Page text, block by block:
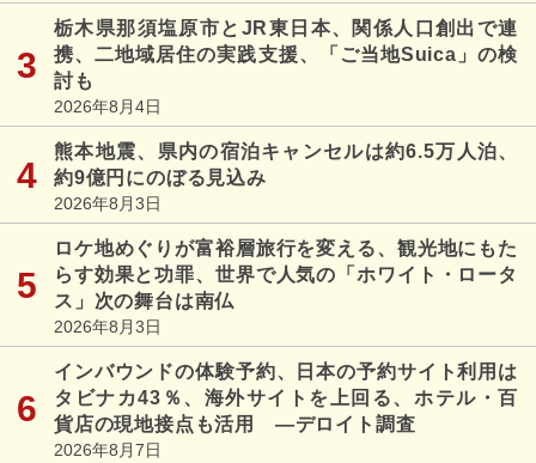
栃木県那須塩原市とJR東日本、関係人口創出で連
携、二地域居住の実践支援、「ご当地Suica」の検
討も
2026年8月4日
熊本地震、県内の宿泊キャンセルは約6.5万人泊、
約9億円にのぼる見込み
2026年8月3日
ロケ地めぐりが富裕層旅行を変える、観光地にもた
らす効果と功罪、世界で人気の「ホワイト・ロータ
ス」次の舞台は南仏
2026年8月3日
インバウンドの体験予約、日本の予約サイト利用は
タビナカ43％、海外サイトを上回る、ホテル・百
貨店の現地接点も活用 ―デロイト調査
2026年8月7日